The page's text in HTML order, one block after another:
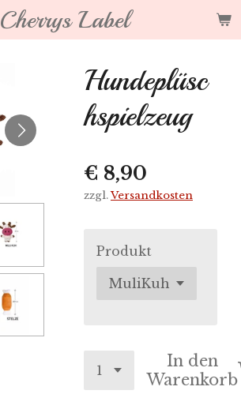
Cherrys Label
Hundeplüsc
hspielzeug
€ 8,90
zzgl.Versandkosten
Produkt
In den
Warenkorb